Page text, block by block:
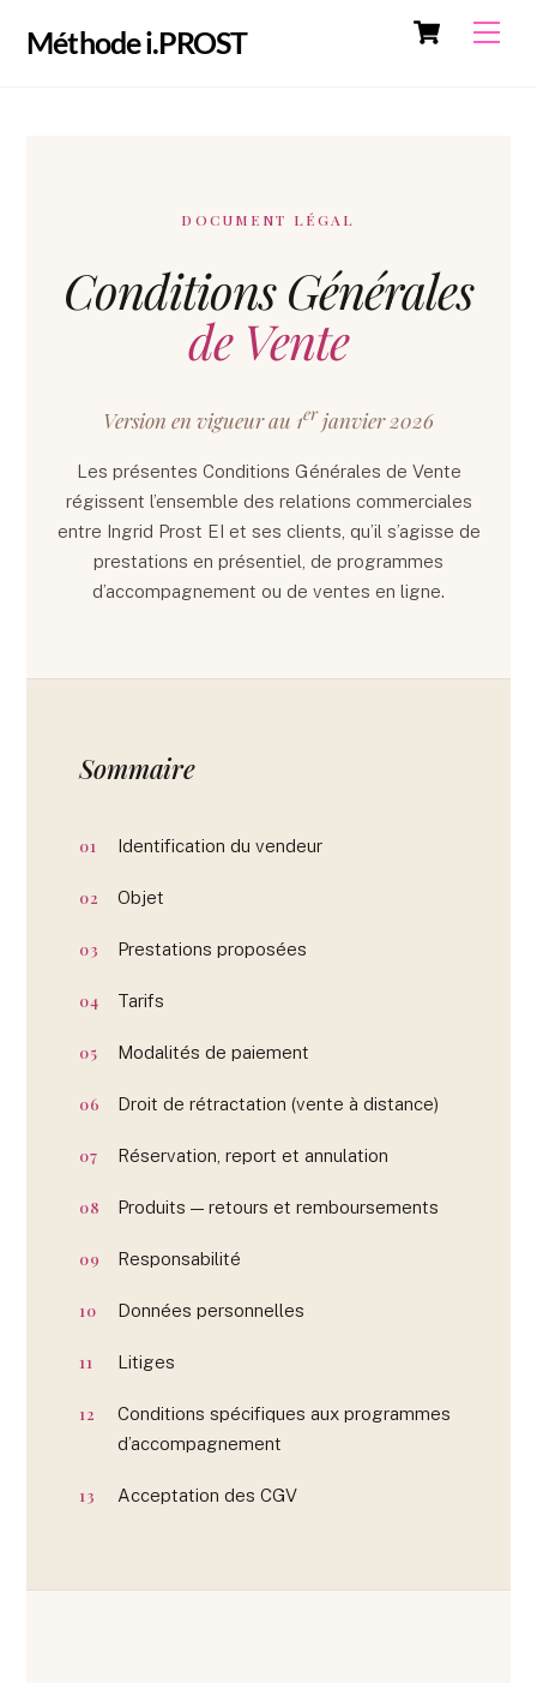
Cart
Méthode i.PROST
DOCUMENT LÉGAL
Conditions Générales
de Vente
Version en vigueur au 1erjanvier 2026
Les présentes Conditions Générales de Vente
régissent l’ensemble des relations commerciales
entre Ingrid Prost EI et ses clients, qu’il s’agisse de
prestations en présentiel, de programmes
d’accompagnement ou de ventes en ligne.
Sommaire
Identification du vendeur
Objet
Prestations proposées
Tarifs
Modalités de paiement
Droit de rétractation (vente à distance)
Réservation, report et annulation
Produits — retours et remboursements
Responsabilité
Données personnelles
Litiges
Conditions spécifiques aux programmes
d’accompagnement
Acceptation des CGV